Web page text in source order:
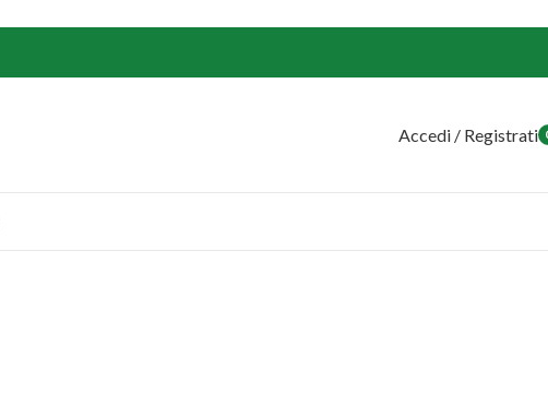
Accedi / Registrati